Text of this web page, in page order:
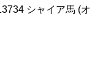
シャイア馬 (オ